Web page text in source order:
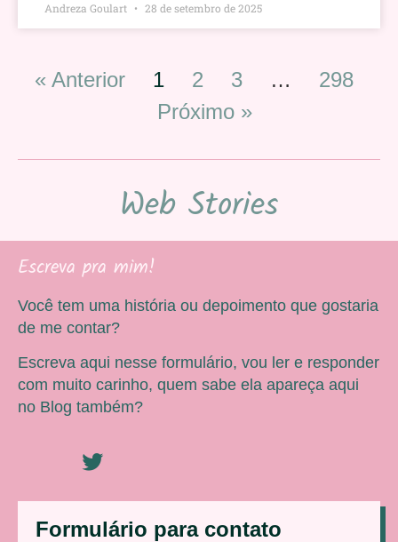
Andreza Goulart 28 de setembro de 2025
« Anterior 1 2 3 …
298
Próximo »
Web Stories
Formulário para contato
Escreva pra mim!
Você tem uma história ou depoimento que gostaria
de me contar?
Escreva aqui nesse formulário, vou ler e responder
com muito carinho, quem sabe ela apareça aqui
no Blog também?